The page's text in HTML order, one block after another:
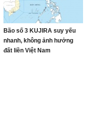
Bão số 3 KUJIRA suy yếu
nhanh, không ảnh hưởng
đất liền Việt Nam